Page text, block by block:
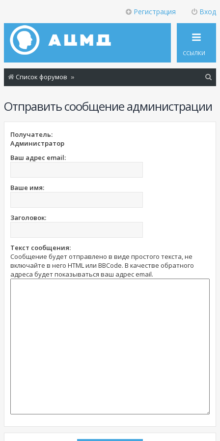
Вход
Регистрация
ССЫЛКИ
Список форумов
Отправить сообщение администрации
Получатель:
Администратор
Ваш адрес email:
Ваше имя:
Заголовок:
Текст сообщения:
Сообщение будет отправлено в виде простого текста, не
включайте в него HTML или BBCode. В качестве обратного
адреса будет показываться ваш адрес email.